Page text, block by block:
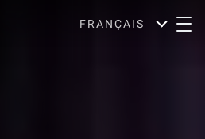
FRANÇAIS